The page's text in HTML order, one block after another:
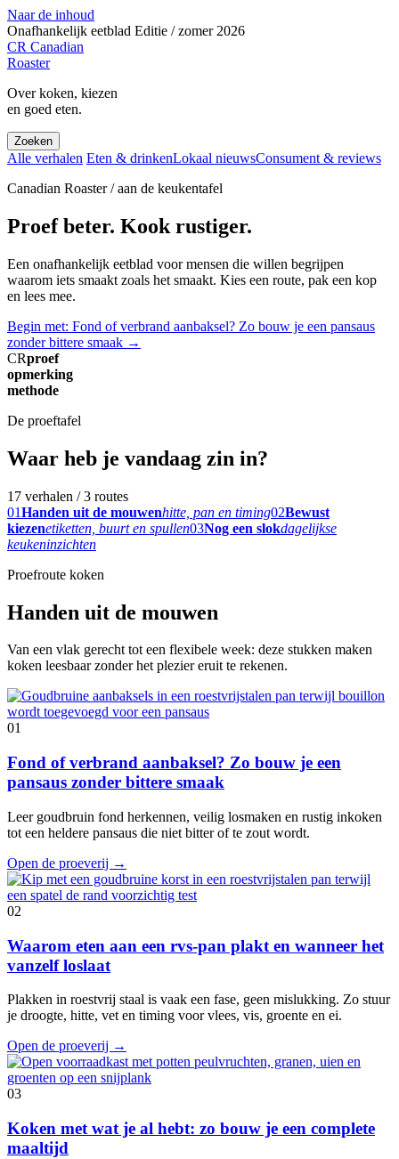
Naar de inhoud
Onafhankelijk eetblad Editie / zomer 2026
CR Canadian
Roaster
Over koken, kiezen
en goed eten.
Zoeken
Alle verhalen Eten & drinkenLokaal nieuwsConsument & reviews
Canadian Roaster / aan de keukentafel
Proef beter. Kook rustiger.
Een onafhankelijk eetblad voor mensen die willen begrijpen
waarom iets smaakt zoals het smaakt. Kies een route, pak een kop
en lees mee.
Begin met: Fond of verbrand aanbaksel? Zo bouw je een pansaus
zonder bittere smaak →
CRproef
opmerking
methode
De proeftafel
Waar heb je vandaag zin in?
17 verhalen / 3 routes
01Handen uit de mouwenhitte, pan en timing02Bewust
kiezenetiketten, buurt en spullen03Nog een slokdagelijkse
keukeninzichten
Proefroute koken
Handen uit de mouwen
Van een vlak gerecht tot een flexibele week: deze stukken maken
koken leesbaar zonder het plezier eruit te rekenen.
01
Fond of verbrand aanbaksel? Zo bouw je een
pansaus zonder bittere smaak
Leer goudbruin fond herkennen, veilig losmaken en rustig inkoken
tot een heldere pansaus die niet bitter of te zout wordt.
Open de proeverij →
02
Waarom eten aan een rvs-pan plakt en wanneer het
vanzelf loslaat
Plakken in roestvrij staal is vaak een fase, geen mislukking. Zo stuur
je droogte, hitte, vet en timing voor vlees, vis, groente en ei.
Open de proeverij →
03
Koken met wat je al hebt: zo bouw je een complete
maaltijd